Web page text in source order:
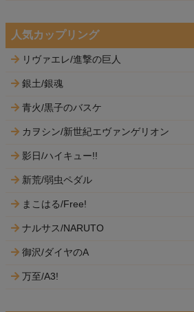
人気カップリング
リヴァエレ/進撃の巨人
銀土/銀魂
青火/黒子のバスケ
カヲシン/新世紀エヴァンゲリオン
影日/ハイキュー!!
新荒/弱虫ペダル
まこはる/Free!
ナルサス/NARUTO
御沢/ダイヤのA
万至/A3!